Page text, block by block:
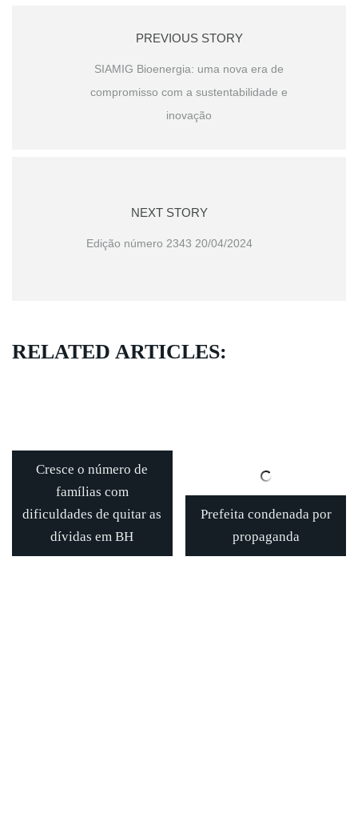
PREVIOUS STORY
SIAMIG Bioenergia: uma nova era de
compromisso com a sustentabilidade e
inovação
NEXT STORY
Edição número 2343 20/04/2024
RELATED ARTICLES:
Cresce o número de
famílias com
dificuldades de quitar as
dívidas em BH
Prefeita condenada por
propaganda